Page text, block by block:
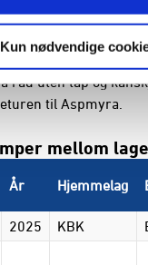
Kun nødvendige
to
Brann hentet
av kampen, og
rad uten tap og
til Aspmyra.
mellom
År Hjemmelag
2025 KBK